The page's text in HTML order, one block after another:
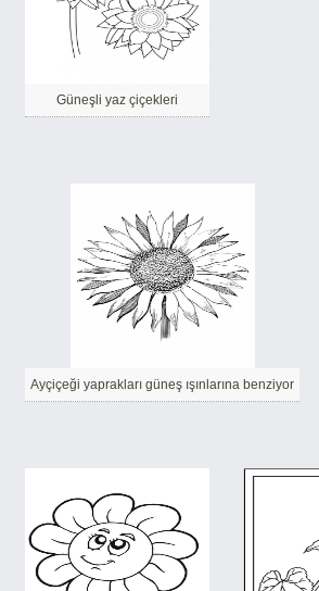
Güneşli yaz çiçekleri
Ayçiçeği yaprakları güneş ışınlarına benziyor